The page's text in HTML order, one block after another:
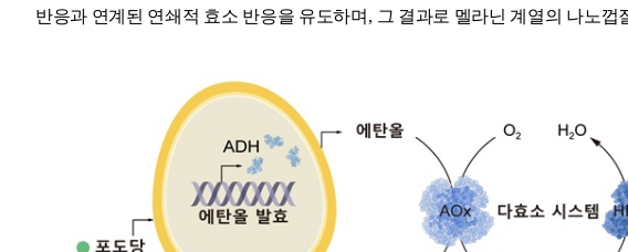
반응과 연계된 연쇄적 효소 반응을 유도하며 , 그 결과로 멜라닌 계열의 나노껍